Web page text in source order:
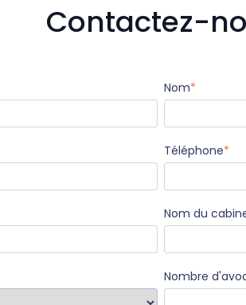
Contactez-
Nom*
Téléphone*
Nom du
Nombre